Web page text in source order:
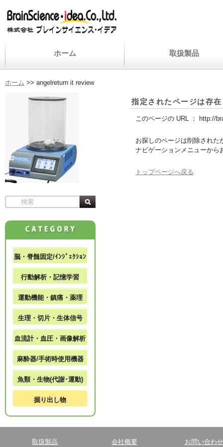
ホーム 取扱製品
ホーム >> angelreturn it review
指定されたページは存
このページの URL ： http://
お探しのページは削除された
ナビゲーションメニューから
トップページへ戻る
脳・脊髄固定/ｲﾝｼﾞｪｸｼｮﾝ
行動解析・記憶学習
運動機能・鎮痛・薬理
生理・切片・生体信号
血流計・血圧・画像解析
麻酔器/手術時使用機器
魚類・生物(代謝･運動)
掘り出し物
取扱製品 会社概要 お問い合わせ